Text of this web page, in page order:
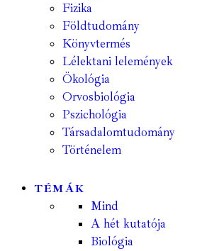
Fizika
Földtudomány
Könyvtermés
Lélektani lelemények
Ökológia
Orvosbiológia
Pszichológia
Társadalomtudomány
Történelem
TÉMÁK
Mind
A hét kutatója
Biológia